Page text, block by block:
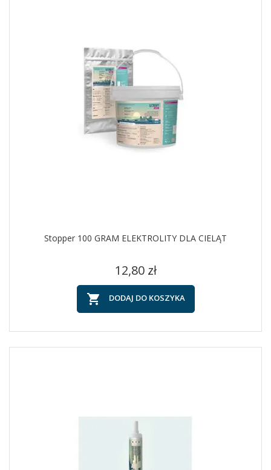
Stopper 100 GRAM ELEKTROLITY DLA CIELĄT
Cena
12,80 zł
 DODAJ DO KOSZYKA